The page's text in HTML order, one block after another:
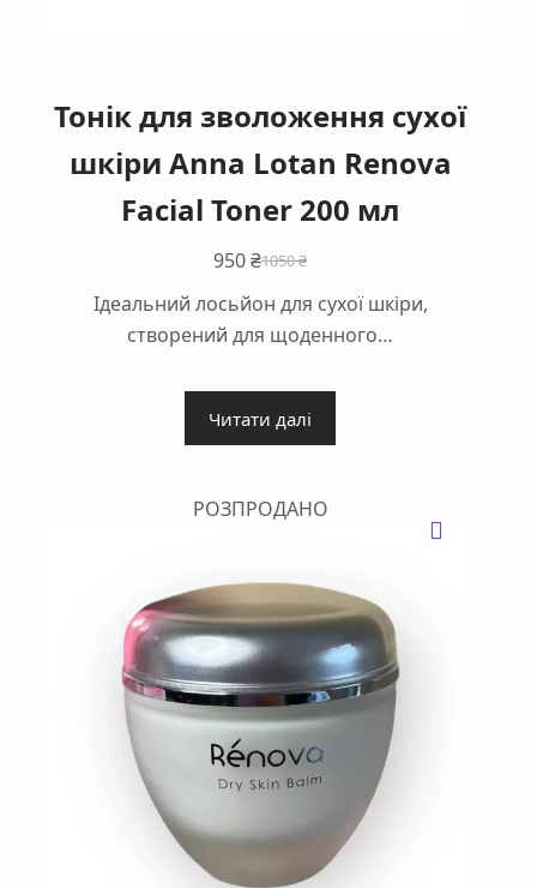
Тонік для зволоження сухої
шкіри Anna Lotan Renova
Facial Toner 200 мл
1050₴
Оригінальна
ціна:
1050 ₴.
950₴
Поточна
ціна:
950 ₴.
Ідеальний лосьйон для сухої шкіри,
створений для щоденного…
Читати далі
РОЗПРОДАНО